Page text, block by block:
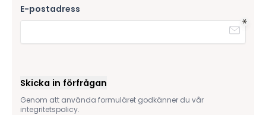
E-postadress
Skicka in förfrågan
Genom att använda formuläret godkänner du vår
integritetspolicy.